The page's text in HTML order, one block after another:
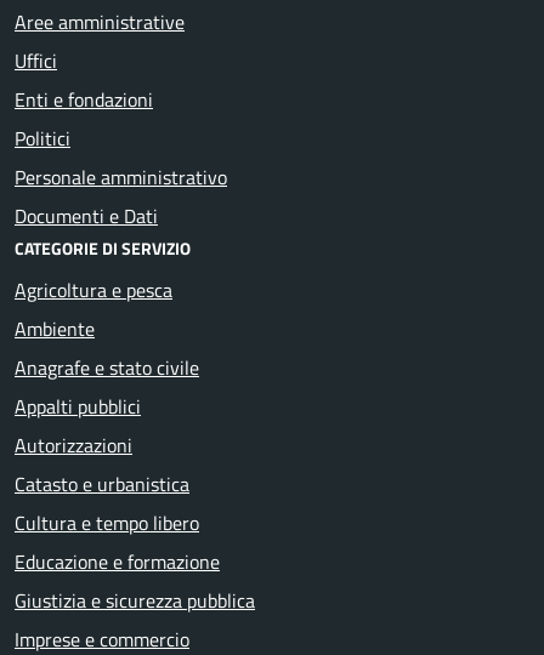
Aree amministrative
Uffici
Enti e fondazioni
Politici
Personale amministrativo
Documenti e Dati
CATEGORIE DI SERVIZIO
Agricoltura e pesca
Ambiente
Anagrafe e stato civile
Appalti pubblici
Autorizzazioni
Catasto e urbanistica
Cultura e tempo libero
Educazione e formazione
Giustizia e sicurezza pubblica
Imprese e commercio